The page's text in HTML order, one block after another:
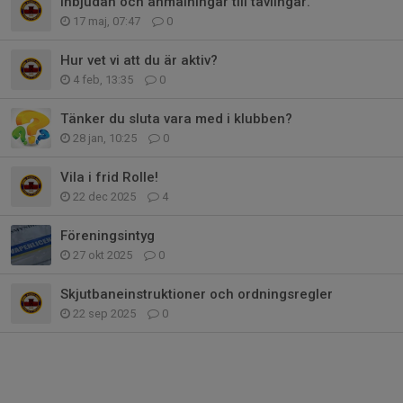
17 maj, 07:47 0
Hur vet vi att du är aktiv?
4 feb, 13:35 0
Tänker du sluta vara med i klubben?
28 jan, 10:25 0
Vila i frid Rolle!
22 dec 2025 4
Föreningsintyg
27 okt 2025 0
Skjutbaneinstruktioner och ordningsregler
22 sep 2025 0